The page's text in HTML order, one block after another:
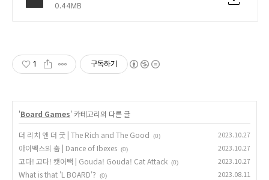
0.44MB
1 구독하기
'Board Games' 카테고리의 다른 글
더 리치 앤 더 굿 | The Rich and The Good (0) 2023.10.27
아이벡스의 춤 | Dance of Ibexes (0) 2023.10.27
고다! 고다! 캣어택 | Gouda! Gouda! Cat Attack (0) 2023.10.27
What is that 'L BOARD'? (0) 2023.08.11